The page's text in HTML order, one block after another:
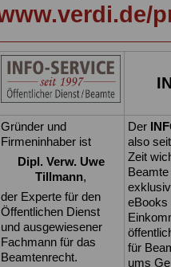
Gründer und
Firmeninhaber ist
Dipl. Verw. Uwe
Tillmann,
der Experte für den
Öffentlichen Dienst
und ausgewiesener
Fachmann für das
Beamtenrecht.
Der
also
Zeit
eBooks
für
ums